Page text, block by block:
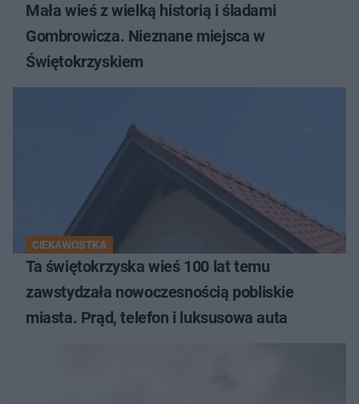
Mała wieś z wielką historią i śladami
Gombrowicza. Nieznane miejsca w
Świętokrzyskiem
CIEKAWOSTKA
Ta świętokrzyska wieś 100 lat temu
zawstydzała nowoczesnością pobliskie
miasta. Prąd, telefon i luksusowa auta